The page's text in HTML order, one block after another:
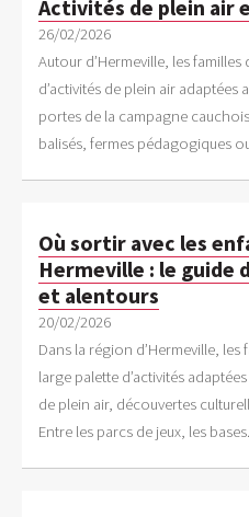
Activités de plein air
26/02/2026
Autour d’Hermeville, les
d’activités de plein air adaptées
portes de la campagne
balisés, fermes pédagogiques
Où sortir avec les
Hermeville : le guide
et alentours
20/02/2026
Dans la région d’Hermeville,
large palette d’activités
de plein air, découvertes
Entre les parcs de jeux, les